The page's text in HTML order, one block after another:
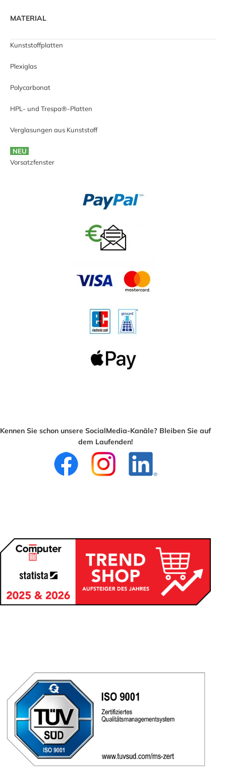
MATERIAL
Kunststoffplatten
Plexiglas
Polycarbonat
HPL- und Trespa®-Platten
Verglasungen aus Kunststoff
NEU
Vorsatzfenster
Kennen Sie schon unsere SocialMedia-Kanäle? Bleiben Sie auf
dem Laufenden!